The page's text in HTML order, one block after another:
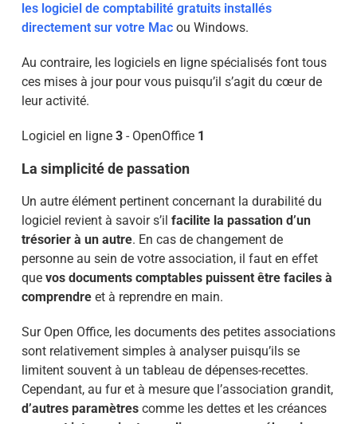
les logiciel de comptabilité gratuits installés
directement sur votre Macou Windows.
Au contraire, les logiciels en ligne spécialisés font tous
ces mises à jour pour vous puisqu’il s’agit du cœur de
leur activité.
Logiciel en ligne3- OpenOffice 1
La simplicité de passation
Un autre élément pertinent concernant la durabilité du
logiciel revient à savoir s’il facilite la passation d’un
trésorier à un autre. En cas de changement de
personne au sein de votre association, il faut en effet
que vos documents comptables puissent être faciles à
comprendreet à reprendre en main.
Sur Open Office, les documents des petites associations
sont relativement simples à analyser puisqu’ils se
limitent souvent à un tableau de dépenses-recettes.
Cependant, au fur et à mesure que l’association grandit,
d’autres paramètrescomme les dettes et les créances